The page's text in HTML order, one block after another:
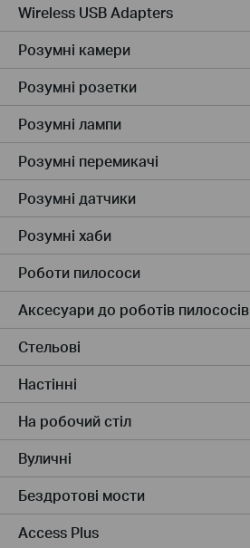
Wireless USB Adapters
Розумні камери
Розумні розетки
Розумнi лампи
Розумні перемикачі
Розумні датчики
Розумні хаби
Роботи пилососи
Аксесуари до роботів пилососів
Стельові
Настінні
На робочий стіл
Вуличні
Бездротові мости
Access Plus